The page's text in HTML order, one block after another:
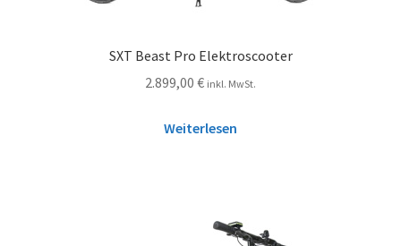
SXT Beast Pro Elektroscooter
2.899,00 € inkl. MwSt.
Weiterlesen